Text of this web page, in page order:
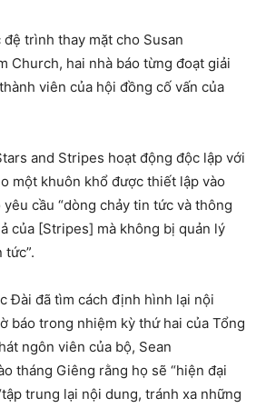
trình thay mặt cho Susan
Church, hai nhà báo từng đoạt giải
viên của hội đồng cố vấn của
and Stripes hoạt động độc lập với
một khuôn khổ được thiết lập vào
cầu “dòng chảy tin tức và thông
của [Stripes] mà không bị quản lý
Đài đã tìm cách định hình lại nội
báo trong nhiệm kỳ thứ hai của Tổng
ngôn viên của bộ, Sean
tháng Giêng rằng họ sẽ “hiện đại
trung lại nội dung, tránh xa những